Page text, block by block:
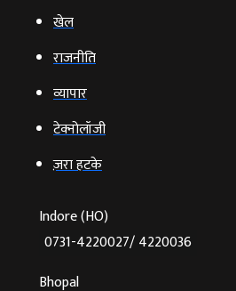
खेल
राजनीति
व्‍यापार
टेक्‍नोलॉजी
ज़रा हटके
Indore (HO)
0731-4220027/ 4220036
Bhopal